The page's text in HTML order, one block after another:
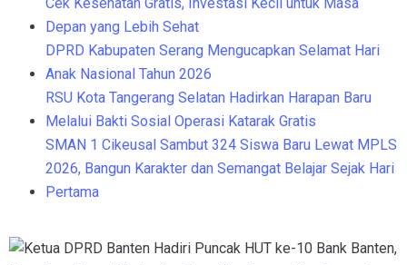
Depan yang Lebih Sehat
DPRD Kabupaten Serang Mengucapkan Selamat Hari
Anak Nasional Tahun 2026
RSU Kota Tangerang Selatan Hadirkan Harapan Baru
Melalui Bakti Sosial Operasi Katarak Gratis
SMAN 1 Cikeusal Sambut 324 Siswa Baru Lewat MPLS
2026, Bangun Karakter dan Semangat Belajar Sejak Hari
Pertama